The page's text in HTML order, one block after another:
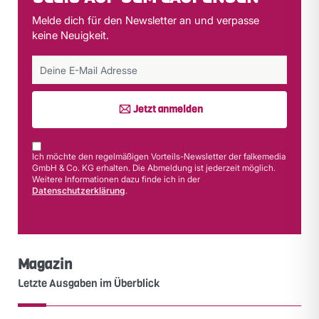
Melde dich für den Newsletter an und verpasse
keine Neuigkeit.
Jetzt anmelden
Ich möchte den regelmäßigen Vorteils-Newsletter der falkemedia
GmbH & Co. KG erhalten. Die Abmeldung ist jederzeit möglich.
Weitere Informationen dazu finde ich in der
Datenschutzerklärung.
Magazin
Letzte Ausgaben im Überblick